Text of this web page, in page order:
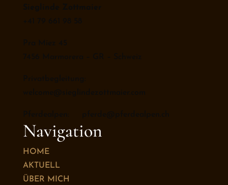
Navigation
HOME
AKTUELL
ÜBER MICH